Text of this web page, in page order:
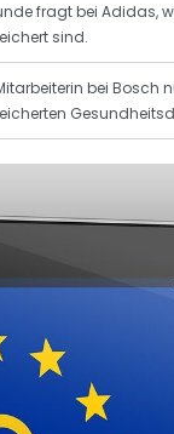
fragt bei Adidas,
sind.
bei Bosch